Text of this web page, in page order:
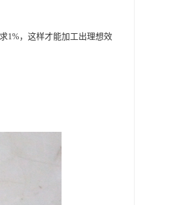
1%，这样才能加工出理想效